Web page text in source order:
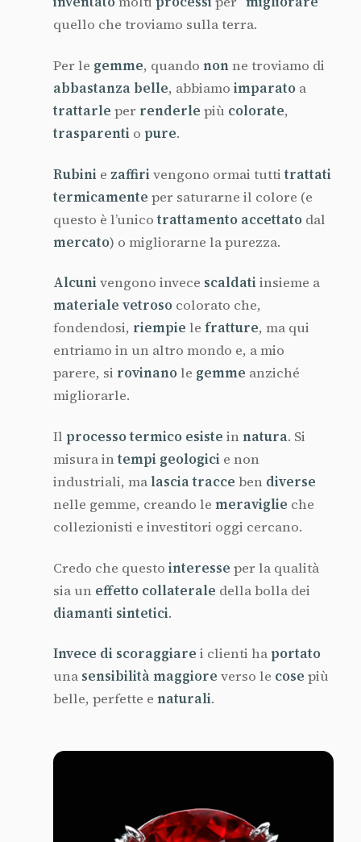
quello che troviamo sulla terra.
Per le gemme, quando nonne troviamo di
abbastanza belle, abbiamo imparato a
trattarle per renderle più colorate,
trasparenti o pure.
Rubini e zaffirivengono ormai tuttitrattati
termicamente per saturarne il colore (e
questo è l’unicotrattamento accettato dal
mercato) o migliorarne la purezza.
Alcunivengono invece scaldatiinsieme a
materiale vetroso colorato che,
fondendosi, riempie le fratture, ma qui
entriamo in un altro mondo e, a mio
parere, si rovinanole gemme anziché
migliorarle.
Il processo termico esiste innatura. Si
misura intempi geologici e non
industriali, malascia tracce ben diverse
nelle gemme, creando le meraviglie che
collezionisti e investitori oggi cercano.
Credo che questo interesse per la qualità
sia un effetto collaterale della bolla dei
diamanti sintetici.
Invece di scoraggiare i clienti ha portato
una sensibilità maggiore verso le cose più
belle, perfette e naturali.